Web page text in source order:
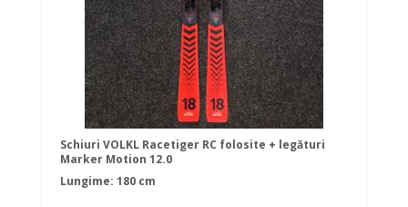
Schiuri VOLKL Racetiger RC folosite + legături
Marker Motion 12.0
Lungime: 180 cm